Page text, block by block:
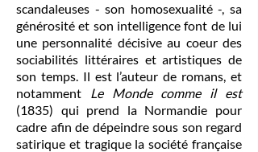
scandaleuses - son homosexualité -, sa
générosité et son intelligence font de lui
une personnalité décisive au coeur des
sociabilités littéraires et artistiques de
son temps. Il est l’auteur de romans, et
notamment Le Monde comme il est
(1835) qui prend la Normandie pour
cadre afin de dépeindre sous son regard
satirique et tragique la société française